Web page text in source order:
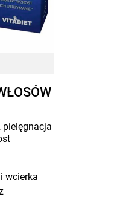
pielęgnacja
wcierka